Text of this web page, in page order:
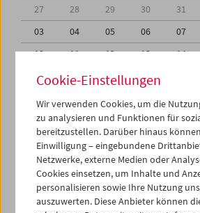
27 28 29 30 31
03
04 05 06 07
10
11 12 13 14
17
18 19 20
24
26 28
01
02 03 04 05
iCalender
Programmheft-PDF
English language or subtitles
Cookie-Einstellungen
Wir verwenden Cookies, um die
zu analysieren und Funktionen für
bereitzustellen. Darüber hinaus
Einwilligung – eingebundene
Netzwerke, externe Medien oder
Cookies einsetzen, um Inhalte und
personalisieren sowie Ihre Nutzung
auszuwerten. Diese Anbieter können